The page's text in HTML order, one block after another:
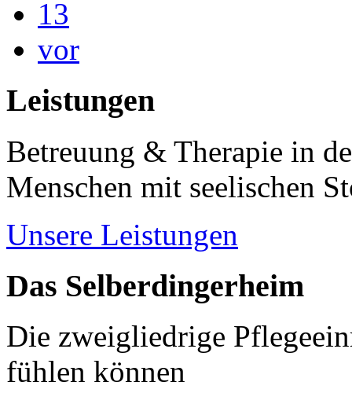
13
vor
Leistungen
Betreuung & Therapie in
Menschen mit seelischen
Unsere Leistungen
Das Selberdingerheim
Die zweigliedrige
fühlen können